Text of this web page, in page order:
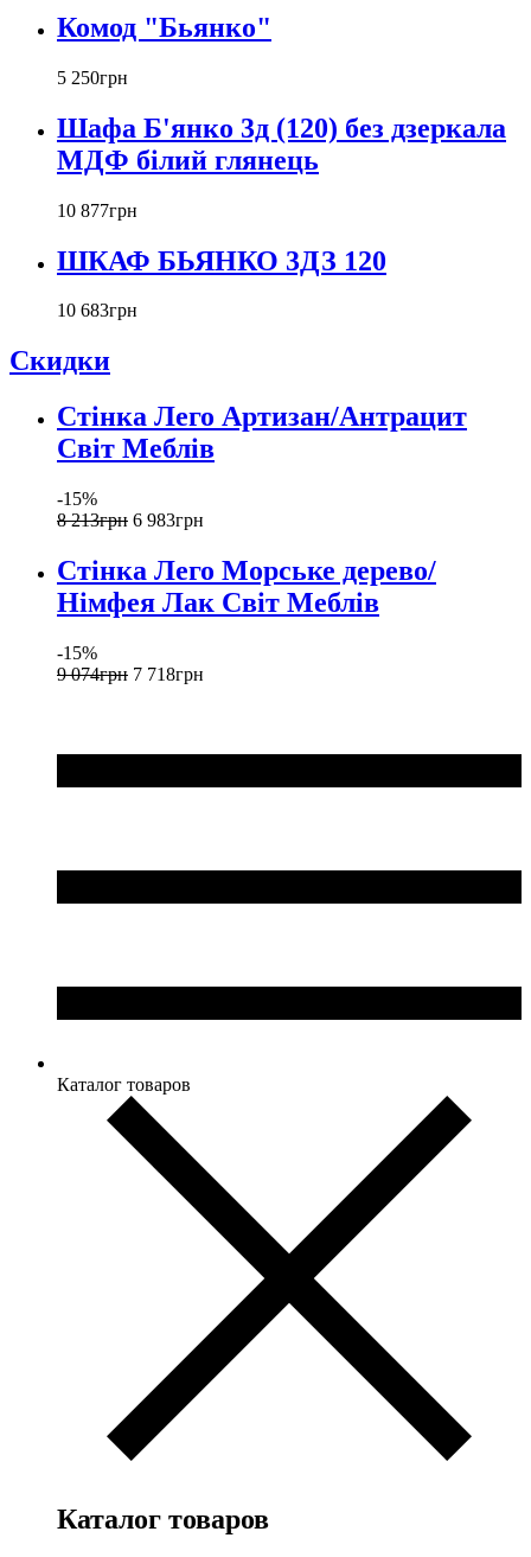
Комод "Бьянко"
5 250грн
Шафа Б'янко 3д (120) без дзеркала
МДФ білий глянець
10 877грн
ШКАФ БЬЯНКО 3ДЗ 120
10 683грн
Скидки
Стінка Лего Артизан/Антрацит
Світ Меблів
-15%
8 213грн 6 983грн
Стінка Лего Морське дерево/
Німфея Лак Світ Меблів
-15%
9 074грн 7 718грн
Каталог товаров
Каталог товаров